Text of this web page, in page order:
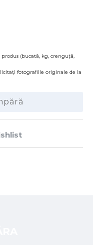
(bucată, kg, crenguță,
fotografiile originale de la